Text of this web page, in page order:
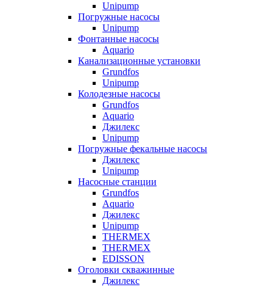
Unipump
Погружные насосы
Unipump
Фонтанные насосы
Aquario
Канализационные установки
Grundfos
Unipump
Колодезные насосы
Grundfos
Aquario
Джилекс
Unipump
Погружные фекальные насосы
Джилекс
Unipump
Насосные станции
Grundfos
Aquario
Джилекс
Unipump
THERMEX
THERMEX
EDISSON
Оголовки скважинные
Джилекс